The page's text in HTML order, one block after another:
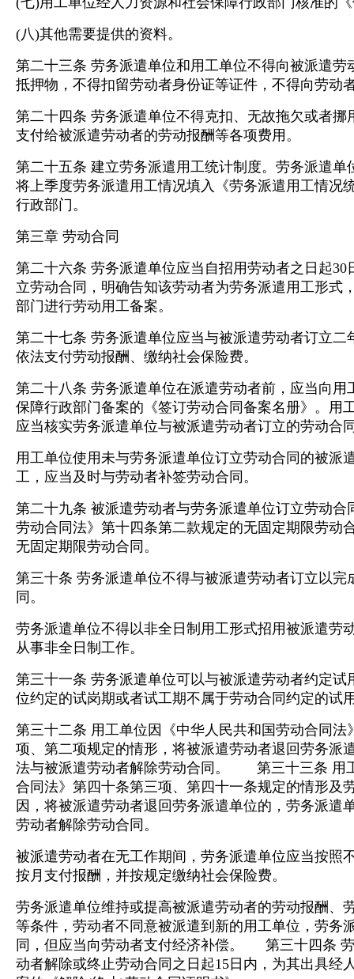
(八)其他需要提供的资料。
第二十三条 劳务派遣单位和用工单位不得向被派遣劳
抵押物，不得扣留劳动者身份证等证件，不得向劳动
第二十四条 劳务派遣单位不得克扣、无故拖欠或者挪
支付给被派遣劳动者的劳动报酬等各项费用。
第二十五条 建立劳务派遣用工统计制度。劳务派遣单
将上季度劳务派遣用工情况填入《劳务派遣用工情况
行政部门。
第三章 劳动合同
第二十六条 劳务派遣单位应当自招用劳动者之日起
立劳动合同，明确告知该劳动者为劳务派遣用工形式
部门进行劳动用工备案。
第二十七条 劳务派遣单位应当与被派遣劳动者订立二
依法支付劳动报酬、缴纳社会保险费。
第二十八条 劳务派遣单位在派遣劳动者前，应当向用
保障行政部门备案的《签订劳动合同备案名册》。用
应当核实劳务派遣单位与被派遣劳动者订立的劳动合
用工单位使用未与劳务派遣单位订立劳动合同的被派
工，应当及时与劳动者补签劳动合同。
第二十九条 被派遣劳动者与劳务派遣单位订立劳动合
劳动合同法》第十四条第二款规定的无固定期限劳动
无固定期限劳动合同。
第三十条 劳务派遣单位不得与被派遣劳动者订立以完
同。
劳务派遣单位不得以非全日制用工形式招用被派遣劳
从事非全日制工作。
第三十一条 劳务派遣单位可以与被派遣劳动者约定试
位约定的试岗期或者试工期不属于劳动合同约定的试
第三十二条 用工单位因《中华人民共和国劳动合同法
项、第二项规定的情形，将被派遣劳动者退回劳务派
法与被派遣劳动者解除劳动合同。 第三十三条 用
合同法》第四十条第三项、第四十一条规定的情形及
因，将被派遣劳动者退回劳务派遣单位的，劳务派遣
劳动者解除劳动合同。
被派遣劳动者在无工作期间，劳务派遣单位应当按照
按月支付报酬，并按规定缴纳社会保险费。
劳务派遣单位维持或提高被派遣劳动者的劳动报酬、
等条件，劳动者不同意被派遣到新的用工单位，劳务
同，但应当向劳动者支付经济补偿。 第三十四条
动者解除或终止劳动合同之日起15日内，为其出具经